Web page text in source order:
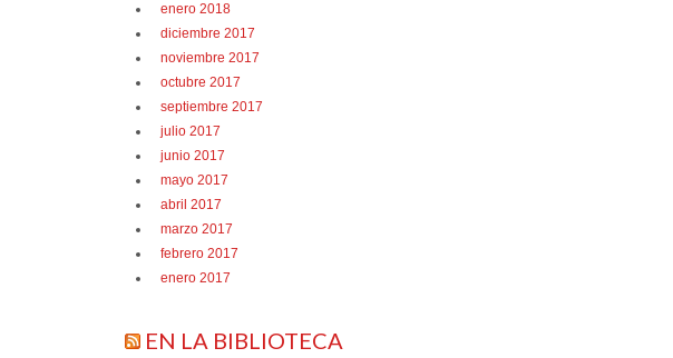
enero 2018
diciembre 2017
noviembre 2017
octubre 2017
septiembre 2017
julio 2017
junio 2017
mayo 2017
abril 2017
marzo 2017
febrero 2017
enero 2017
EN LA BIBLIOTECA